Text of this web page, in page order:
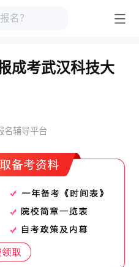
成考武汉科技大
名辅导平台